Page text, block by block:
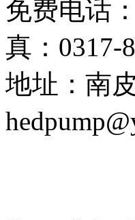
免费电话
真：0317-
地址：南